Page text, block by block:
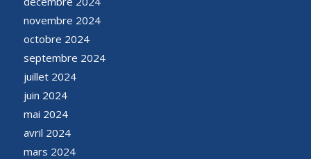
novembre 2024
octobre 2024
septembre 2024
juillet 2024
juin 2024
mai 2024
avril 2024
mars 2024